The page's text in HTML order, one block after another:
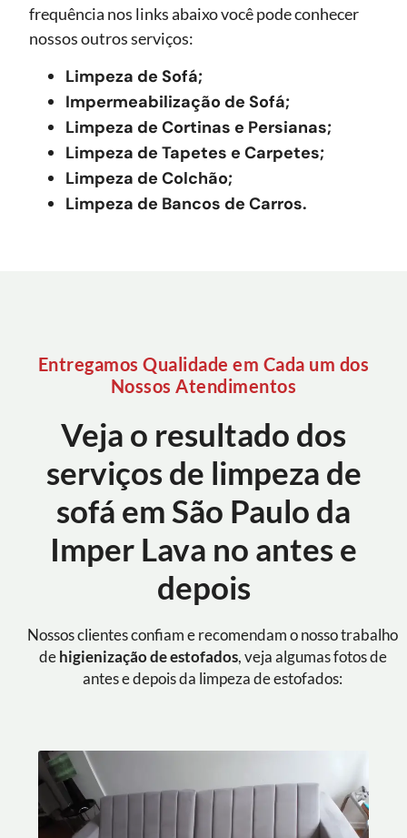
frequência nos links abaixo você pode conhecer
nossos outros serviços:
Limpeza de Sofá;
Impermeabilização de Sofá;
Limpeza de Cortinas e Persianas;
Limpeza de Tapetes e Carpetes;
Limpeza de Colchão;
Limpeza de Bancos de Carros.
Entregamos Qualidade em Cada um dos
Nossos Atendimentos
Veja o resultado dos
serviços de limpeza de
sofá em São Paulo da
Imper Lava no antes e
depois
Nossos clientes confiam e recomendam o nosso trabalho
de higienização de estofados, veja algumas fotos de
antes e depois da limpeza de estofados: